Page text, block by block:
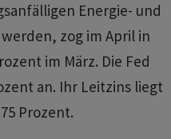
Energie- und
zog im April in
im März. Die Fed
an. Ihr Leitzins liegt
Prozent.